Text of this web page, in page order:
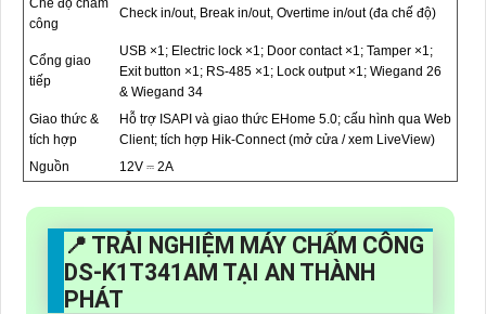
công
Check in/out, Break in/out, Overtime in/out (đa chế độ)
Cổng giao
tiếp
USB ×1; Electric lock ×1; Door contact ×1; Tamper ×1;
Exit button ×1; RS-485 ×1; Lock output ×1; Wiegand 26
& Wiegand 34
Giao thức &
tích hợp
Hỗ trợ ISAPI và giao thức EHome 5.0; cấu hình qua Web
Client; tích hợp Hik-Connect (mở cửa / xem LiveView)
Nguồn
12V ⎓ 2A
📍 TRẢI NGHIỆM MÁY CHẤM CÔNG
DS-K1T341AM TẠI AN THÀNH
PHÁT